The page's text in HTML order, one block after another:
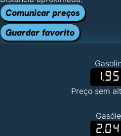
Comunicar preços
Guardar favorito
Preço sem